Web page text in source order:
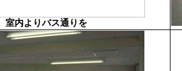
室内よりバス通りを